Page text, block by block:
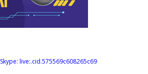
Skype: live:.cid.575569c608265c69